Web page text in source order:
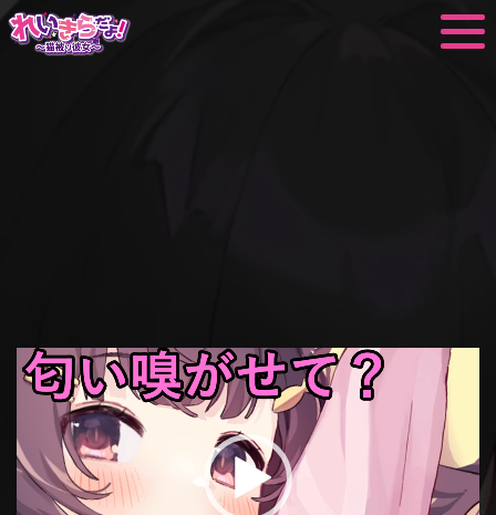
動
画
プ
ー
ヤ
ー